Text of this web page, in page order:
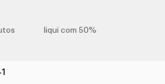
liqui com 50%